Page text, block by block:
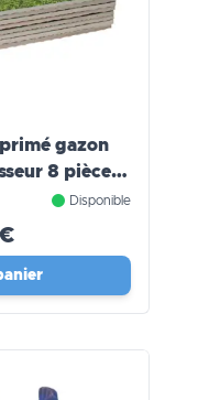
gazon
8 pièces
Disponible